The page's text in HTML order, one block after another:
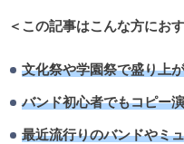
＜この記事はこんな方にお
文化祭や学園祭で盛り上
バンド初心者でもコピー
最近流行りのバンドやミ